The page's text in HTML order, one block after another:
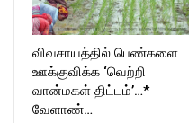
விவசாயத்தில் பெண்களை
ஊக்குவிக்க ‘வெற்றி
வான்மகள் திட்டம்’…*
வேளாண்…